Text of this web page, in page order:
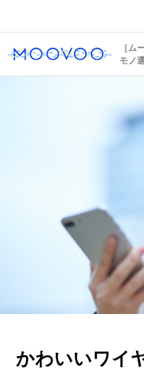
［ム
モノ
かわいいワイ